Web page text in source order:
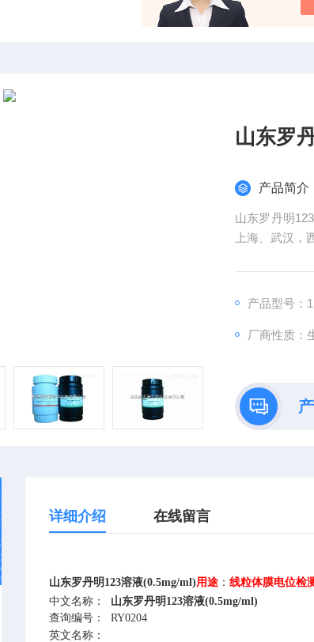
山东罗
产品简介
山东罗丹明
上海、武汉
产品型号：
厂商性质：
详细介绍 在线留言
山东罗丹明123溶液(0.5mg/ml)用途 ：线粒体膜电位检
中文名称：
山东罗丹明123溶液(0.5mg/ml)
查询编号：
RY0204
英文名称：